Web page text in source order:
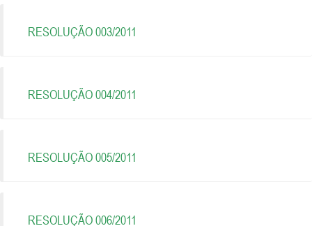
RESOLUÇÃO 003/2011
RESOLUÇÃO 004/2011
RESOLUÇÃO 005/2011
RESOLUÇÃO 006/2011